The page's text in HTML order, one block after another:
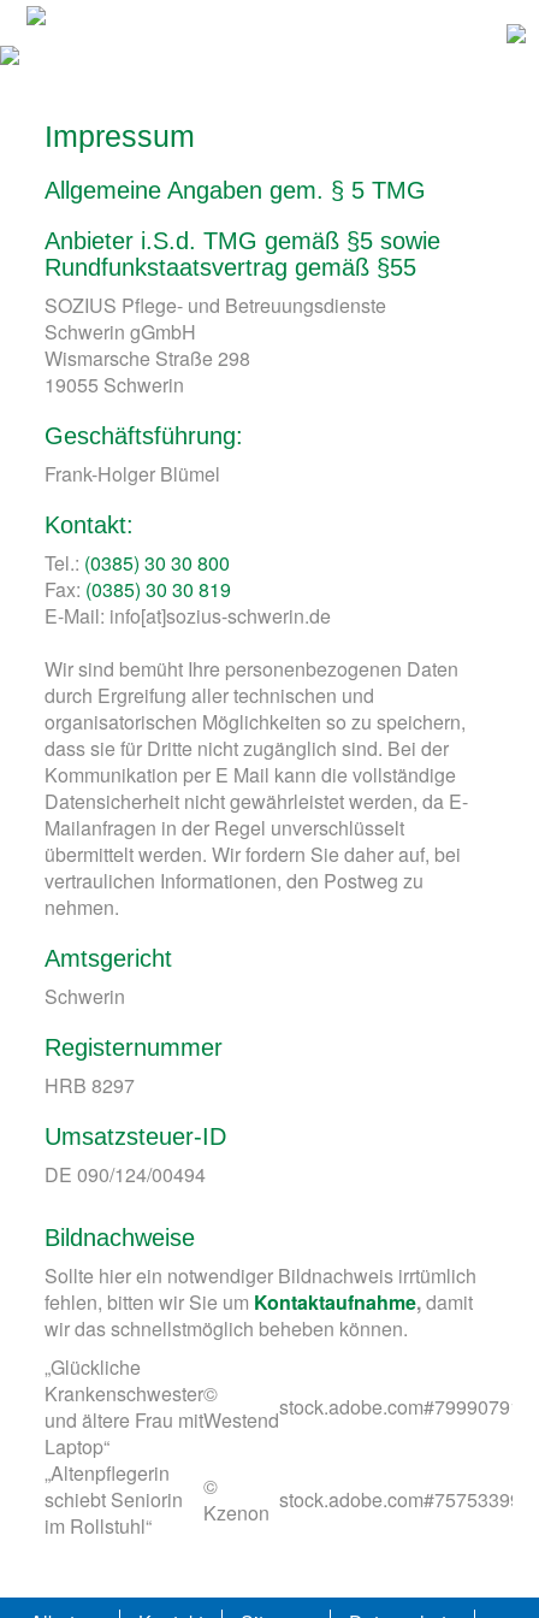
Impressum
Allgemeine Angaben gem. § 5 TMG
Anbieter i.S.d. TMG gemäß §5 sowie
Rundfunkstaatsvertrag gemäß §55
SOZIUS Pflege- und Betreuungsdienste
Schwerin gGmbH
Wismarsche Straße 298
19055 Schwerin
Geschäftsführung:
Frank-Holger Blümel
Kontakt:
Tel.: (0385) 30 30 800
Fax: (0385) 30 30 819
E-Mail: info[at]sozius-schwerin.de
Wir sind bemüht Ihre personenbezogenen Daten
durch Ergreifung aller technischen und
organisatorischen Möglichkeiten so zu speichern,
dass sie für Dritte nicht zugänglich sind. Bei der
Kommunikation per E Mail kann die vollständige
Datensicherheit nicht gewährleistet werden, da E-
Mailanfragen in der Regel unverschlüsselt
übermittelt werden. Wir fordern Sie daher auf, bei
vertraulichen Informationen, den Postweg zu
nehmen.
Amtsgericht
Schwerin
Registernummer
HRB 8297
Umsatzsteuer-ID
DE 090/124/00494
Bildnachweise
Sollte hier ein notwendiger Bildnachweis irrtümlich
fehlen, bitten wir Sie um Kontaktaufnahme,damit
wir das schnellstmöglich beheben können.
„Glückliche
Krankenschwester
und ältere Frau mit
Laptop“
©
Westendstock.adobe.com#79990791
„Altenpflegerin
schiebt Seniorin
im Rollstuhl“
©
Kzenon stock.adobe.com#75753399